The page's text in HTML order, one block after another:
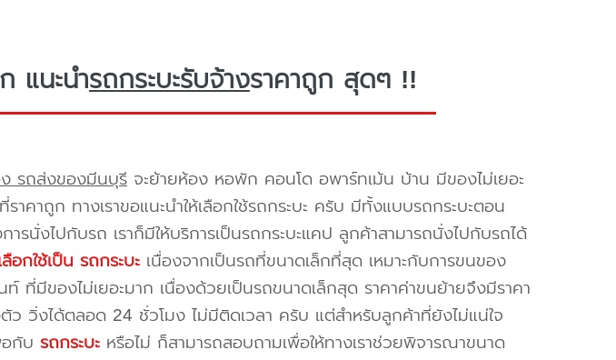
แนะนำรถกระบะรับจ้างราคาถูก สุดๆ !!
รถส่งของมีนบุรีจะย้ายห้อง หอพัก คอนโด อพาร์ทเม้น บ้าน มีของไม่เยอะ
ราคาถูก ทางเราขอแนะนำให้เลือกใช้รถกระบะ ครับ มีทั้งแบบรถกระบะตอน
รนั่งไปกับรถ เราก็มีให้บริการเป็นรถกระบะแคป ลูกค้าสามารถนั่งไปกับรถได้
ลือกใช้เป็น รถกระบะเนื่องจากเป็นรถที่ขนาดเล็กที่สุด เหมาะกับการขนของ
มีของไม่เยอะมาก เนื่องด้วยเป็นรถขนาดเล็กสุด ราคาค่าขนย้ายจึงมีราคา
วิ่งได้ตลอด 24 ชั่วโมง ไม่มีติดเวลา ครับ แต่สำหรับลูกค้าที่ยังไม่แน่ใจ
กับ รถกระบะหรือไม่ ก็สามารถสอบถามเพื่อให้ทางเราช่วยพิจารณาขนาด